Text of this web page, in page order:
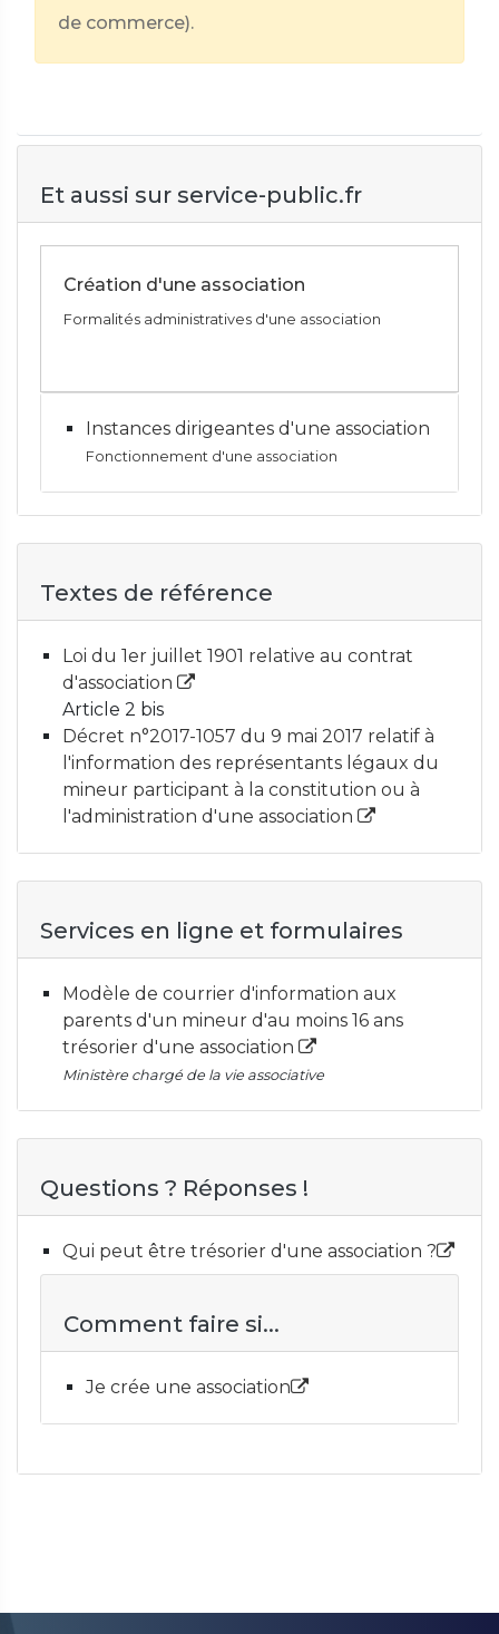
de commerce).
Et aussi sur service-public.fr
Création d'une association
Formalités administratives d'une association
Instances dirigeantes d'une association
Fonctionnement d'une association
Textes de référence
Loi du 1er juillet 1901 relative au contrat
d'association
Article 2 bis
Décret n°2017-1057 du 9 mai 2017 relatif à
l'information des représentants légaux du
mineur participant à la constitution ou à
l'administration d'une association
Services en ligne et formulaires
Modèle de courrier d'information aux
parents d'un mineur d'au moins 16 ans
trésorier d'une association
Ministère chargé de la vie associative
Questions ? Réponses !
Qui peut être trésorier d'une association ?
Comment faire si...
Je crée une association